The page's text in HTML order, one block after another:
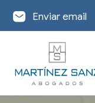
Enviar email